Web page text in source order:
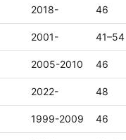
2018- 46
2001- 41–54
2005-2010 46
2022- 48
1999-2009 46